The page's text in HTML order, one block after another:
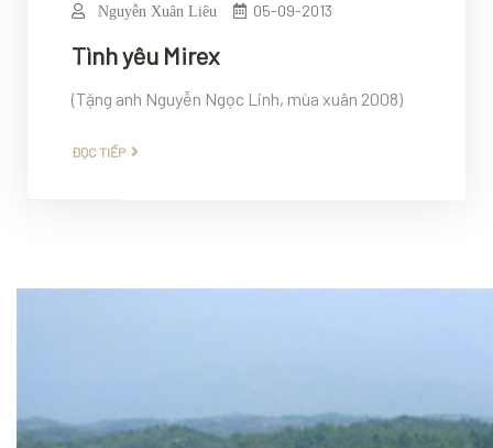
Nguyễn Xuân Liêu 05-09-2013
Tình yêu Mirex
(Tặng anh Nguyễn Ngọc Linh, mùa xuân 2008)
ĐỌC TIẾP